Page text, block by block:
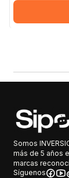
Somos
más de 5 años
marcas
Síguenos